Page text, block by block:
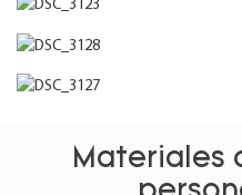
Materiales